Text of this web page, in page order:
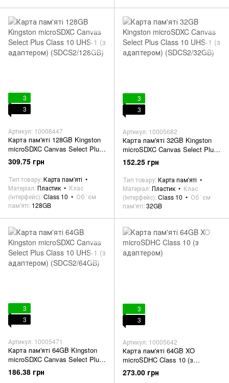
3
3
Артикул: 10008447
Карта пам'яті 128GB Kingston
microSDXC Canvas Select Plus
Class 10 UHS-1 (з адаптером)
(SDCS2/128GB)
309.75 грн
Тип товару Карта пам'яті
Матеріал Пластик
Клас
(Інтерфейс) Class 10
Об `єм
пам'яті 128GB
3
3
Артикул: 10005682
Карта пам'яті 32GB Kingston
microSDXC Canvas Select Plus
Class 10 UHS-1 (з адаптером)
(SDCS2/32GB)
152.25 грн
Тип товару Карта пам'яті
Матеріал Пластик
Клас
(Інтерфейс) Class 10
Об `єм
пам'яті 32GB
3
3
Артикул: 10005471
Карта пам'яті 64GB Kingston
microSDXC Canvas Select Plus
Class 10 UHS-1 (з адаптером)
(SDCS2/64GB)
186.38 грн
3
3
Артикул: 10005642
Карта пам'яті 64GB XO
microSDHC Class 10 (з
адаптером)
273.00 грн